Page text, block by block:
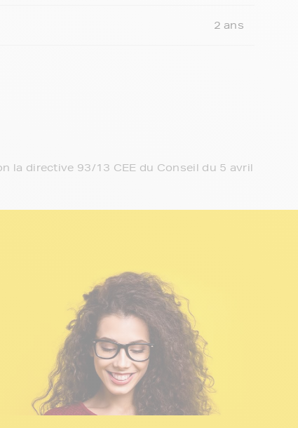
2 ans
la directive 93/13 CEE du Conseil du 5 avril